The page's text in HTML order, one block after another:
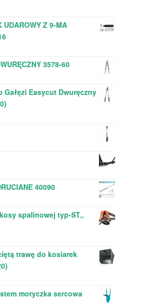
UDAROWY Z 9-MA
3578-60
Gałęzi Easycut Dwuręczny
40090
spalinowej typ-ST.,
trawę do kosiarek
motyczka sercowa